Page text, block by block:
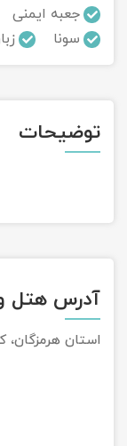
جعبه ایمنی
سونا
توضیحات
آدرس هتل
استان هرمزگان،
تور سوباتان
تور چابهار
تور کاشان
تور آفرود